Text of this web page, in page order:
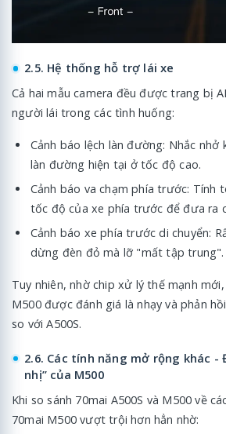
2.5. Hệ thống hỗ trợ lái xe
Cả hai mẫu camera đều được trang bị
người lái trong các tình huống:
Cảnh báo lệch làn đường: Nhắc nhở
làn đường hiện tại ở tốc độ cao.
Cảnh báo va chạm phía trước: Tính
tốc độ của xe phía trước để đưa ra
Cảnh báo xe phía trước di chuyển:
dừng đèn đỏ mà lỡ "mất tập trung".
Tuy nhiên, nhờ chip xử lý thế mạnh
M500 được đánh giá là nhạy và phản
so với A500S.
2.6. Các tính năng mở rộng khác -
nhị” của M500
Khi so sánh 70mai A500S và M500 về
70mai M500 vượt trội hơn hẳn nhờ: